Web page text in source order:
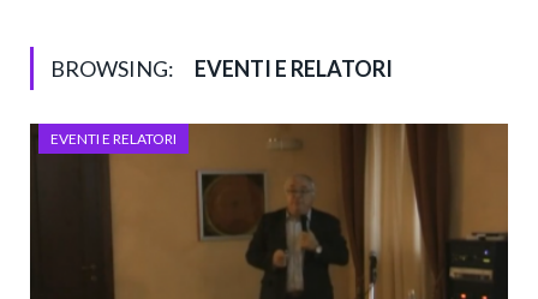
BROWSING: EVENTI E RELATORI
EVENTI E RELATORI